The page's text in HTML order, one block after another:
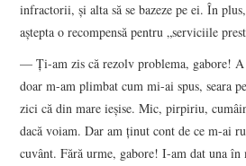
infractorii, și alta să se bazeze pe ei. În
aștepta o recompensă pentru „serviciile
— Ți-am zis că rezolv problema, gabore!
doar m-am plimbat cum mi-ai spus, seara
zici că din mare ieșise. Mic, pirpiriu,
dacă voiam. Dar am ținut cont de ce m-ai
cuvânt. Fără urme, gabore! I-am dat una